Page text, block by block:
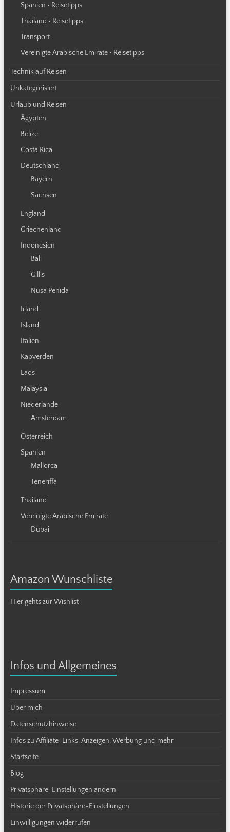
Spanien • Reisetipps
Thailand • Reisetipps
Transport
Vereinigte Arabische Emirate • Reisetipps
Technik auf Reisen
Unkategorisiert
Urlaub und Reisen
Ägypten
Belize
Costa Rica
Deutschland
Bayern
Sachsen
England
Griechenland
Indonesien
Bali
Gillis
Nusa Penida
Irland
Island
Italien
Kapverden
Laos
Malaysia
Niederlande
Amsterdam
Österreich
Spanien
Mallorca
Teneriffa
Thailand
Vereinigte Arabische Emirate
Dubai
Amazon Wunschliste
Hier gehts zur Wishlist
Infos und Allgemeines
Impressum
Über mich
Datenschutzhinweise
Infos zu Affiliate-Links, Anzeigen, Werbung und mehr
Startseite
Blog
Privatsphäre-Einstellungen ändern
Historie der Privatsphäre-Einstellungen
Einwilligungen widerrufen